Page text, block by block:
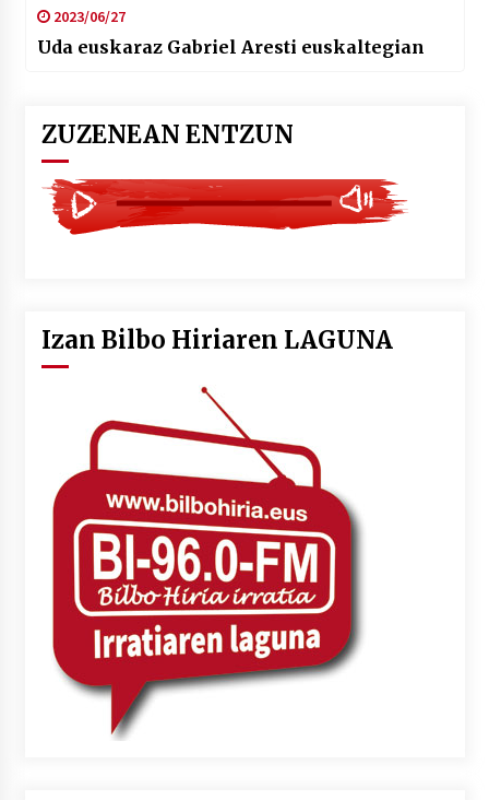
2023/06/27
Uda euskaraz Gabriel Aresti euskaltegian
ZUZENEAN ENTZUN
Izan Bilbo Hiriaren LAGUNA